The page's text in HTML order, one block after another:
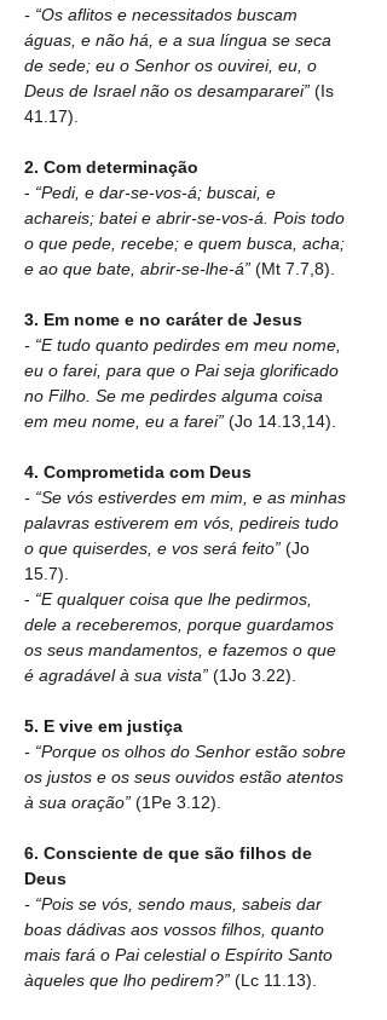
- “Os aflitos e necessitados buscam
águas, e não há, e a sua língua se seca
de sede; eu o Senhor os ouvirei, eu, o
Deus de Israel não os desampararei” (Is
41.17).
2. Com determinação
- “Pedi, e dar-se-vos-á; buscai, e
achareis; batei e abrir-se-vos-á. Pois todo
o que pede, recebe; e quem busca, acha;
e ao que bate, abrir-se-lhe-á” (Mt 7.7,8).
3. Em nome e no caráter de Jesus
- “E tudo quanto pedirdes em meu nome,
eu o farei, para que o Pai seja glorificado
no Filho. Se me pedirdes alguma coisa
em meu nome, eu a farei” (Jo 14.13,14).
4. Comprometida com Deus
- “Se vós estiverdes em mim, e as minhas
palavras estiverem em vós, pedireis tudo
o que quiserdes, e vos será feito” (Jo
15.7).
- “E qualquer coisa que lhe pedirmos,
dele a receberemos, porque guardamos
os seus mandamentos, e fazemos o que
é agradável à sua vista” (1Jo 3.22).
5. E vive em justiça
- “Porque os olhos do Senhor estão sobre
os justos e os seus ouvidos estão atentos
à sua oração” (1Pe 3.12).
6. Consciente de que são filhos de
Deus
- “Pois se vós, sendo maus, sabeis dar
boas dádivas aos vossos filhos, quanto
mais fará o Pai celestial o Espírito Santo
àqueles que lho pedirem?” (Lc 11.13).